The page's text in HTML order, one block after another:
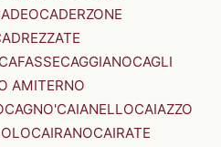
CADERZONE
CAFASSECAGGIANOCAGLI
AMITERNO
CAGNO'CAIANELLOCAIAZZO
CAIRANOCAIRATE